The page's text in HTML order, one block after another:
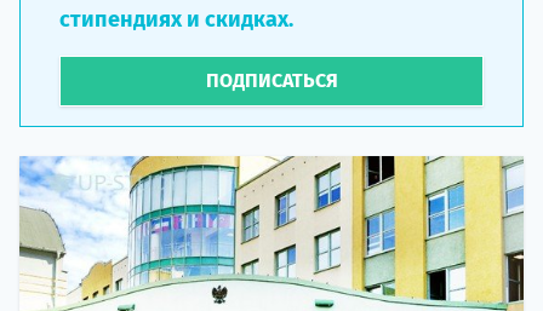
стипендиях и скидках.
ПОДПИСАТЬСЯ